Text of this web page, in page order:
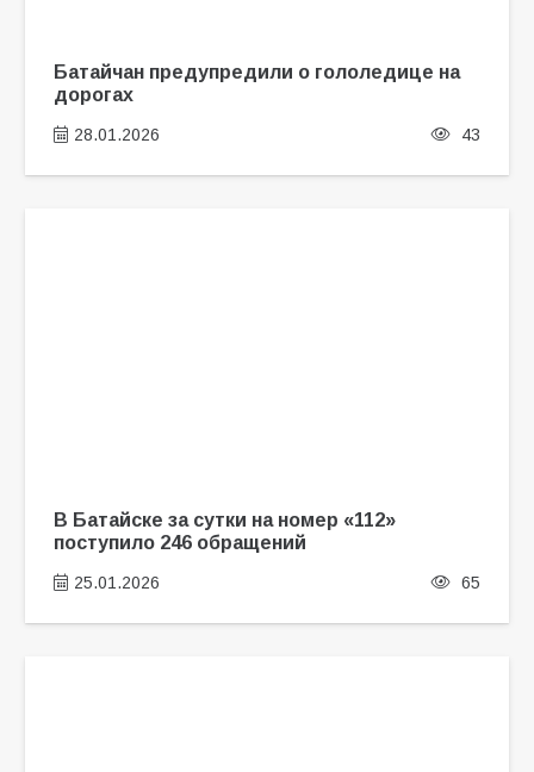
Батайчан предупредили о гололедице на
дорогах
28.01.2026 43
В Батайске за сутки на номер «112»
поступило 246 обращений
25.01.2026 65